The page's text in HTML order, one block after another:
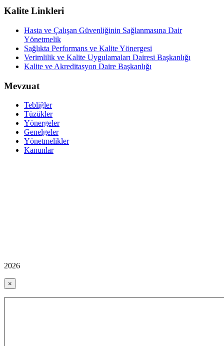
Kalite Linkleri
Hasta ve Çalışan Güvenliğinin Sağlanmasına Dair
Yönetmelik
Sağlıkta Performans ve Kalite Yönergesi
Verimlilik ve Kalite Uygulamaları Dairesi Başkanlığı
Kalite ve Akreditasyon Daire Başkanlığı
Mevzuat
Tebliğler
Tüzükler
Yönergeler
Genelgeler
Yönetmelikler
Kanunlar
2026
×